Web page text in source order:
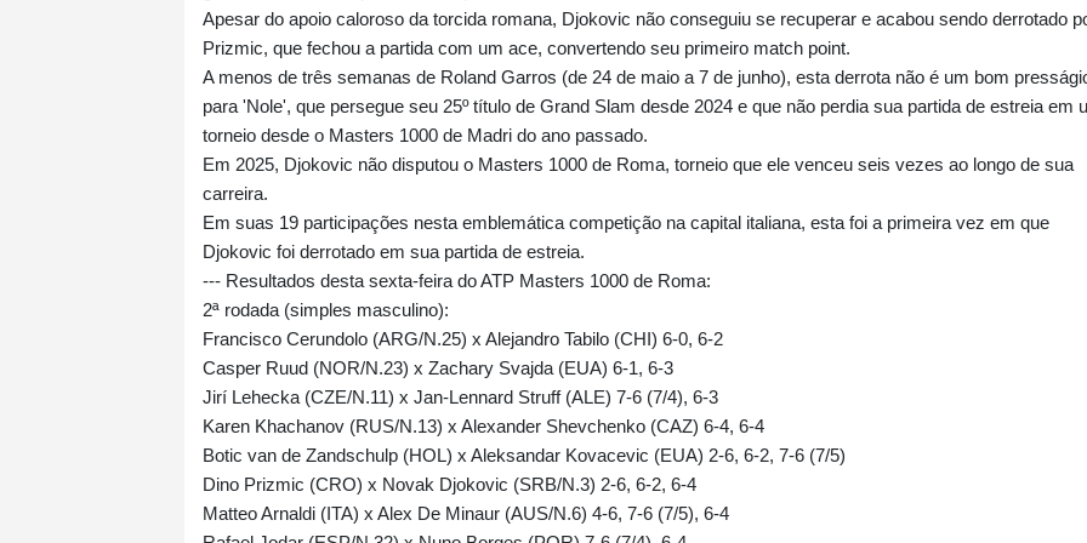
Apesar do apoio caloroso da torcida romana, Djokovic não conseguiu se recuperar e acabou sendo derrotado
Prizmic, que fechou a partida com um ace, convertendo seu primeiro match point.
A menos de três semanas de Roland Garros (de 24 de maio a 7 de junho), esta derrota não é um bom
para 'Nole', que persegue seu 25º título de Grand Slam desde 2024 e que não perdia sua partida de estreia em
torneio desde o Masters 1000 de Madri do ano passado.
Em 2025, Djokovic não disputou o Masters 1000 de Roma, torneio que ele venceu seis vezes ao longo de sua
carreira.
Em suas 19 participações nesta emblemática competição na capital italiana, esta foi a primeira vez em que
Djokovic foi derrotado em sua partida de estreia.
--- Resultados desta sexta-feira do ATP Masters 1000 de Roma:
2ª rodada (simples masculino):
Francisco Cerundolo (ARG/N.25) x Alejandro Tabilo (CHI) 6-0, 6-2
Casper Ruud (NOR/N.23) x Zachary Svajda (EUA) 6-1, 6-3
Jirí Lehecka (CZE/N.11) x Jan-Lennard Struff (ALE) 7-6 (7/4), 6-3
Karen Khachanov (RUS/N.13) x Alexander Shevchenko (CAZ) 6-4, 6-4
Botic van de Zandschulp (HOL) x Aleksandar Kovacevic (EUA) 2-6, 6-2, 7-6 (7/5)
Dino Prizmic (CRO) x Novak Djokovic (SRB/N.3) 2-6, 6-2, 6-4
Matteo Arnaldi (ITA) x Alex De Minaur (AUS/N.6) 4-6, 7-6 (7/5), 6-4